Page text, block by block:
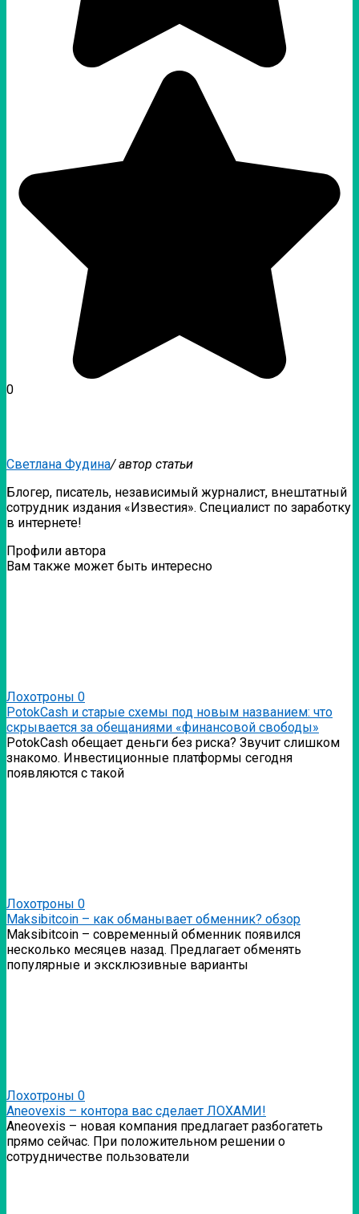
0
Светлана Фудина/ автор статьи
Блогер, писатель, независимый журналист, внештатный
сотрудник издания «Известия». Специалист по заработку
в интернете!
Профили автора
Вам также может быть интересно
Лохотроны 0
PotokCash и старые схемы под новым названием: что
скрывается за обещаниями «финансовой свободы»
PotokCash обещает деньги без риска? Звучит слишком
знакомо. Инвестиционные платформы сегодня
появляются с такой
Лохотроны 0
Мaksibitcoin – как обманывает обменник? обзор
Мaksibitcoin – современный обменник появился
несколько месяцев назад. Предлагает обменять
популярные и эксклюзивные варианты
Лохотроны 0
Аneovexis – контора вас сделает ЛОХАМИ!
Аneovexis – новая компания предлагает разбогатеть
прямо сейчас. При положительном решении о
сотрудничестве пользователи